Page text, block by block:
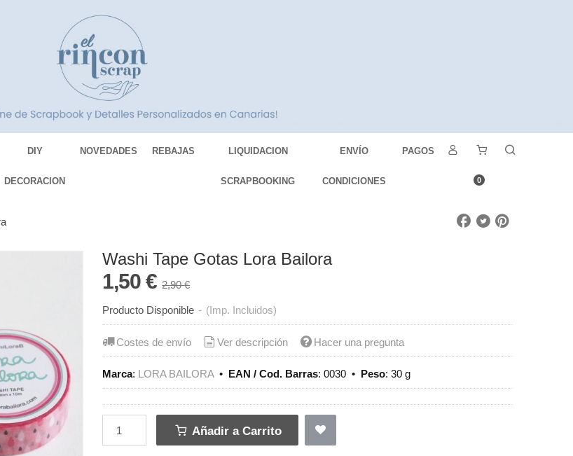
DIY
DECORACION
NOVEDADES REBAJAS LIQUIDACION
SCRAPBOOKING
ENVÍO
CONDICIONES
PAGOS
0
Washi Tape Gotas Lora Bailora
1,50 €2,90 €
Producto Disponible - (Imp. Incluidos)
Costes de envío Ver descripción Hacer una pregunta
Marca: LORA BAILORA• EAN / Cod. Barras:0030 • Peso:30 g
Añadir a Carrito